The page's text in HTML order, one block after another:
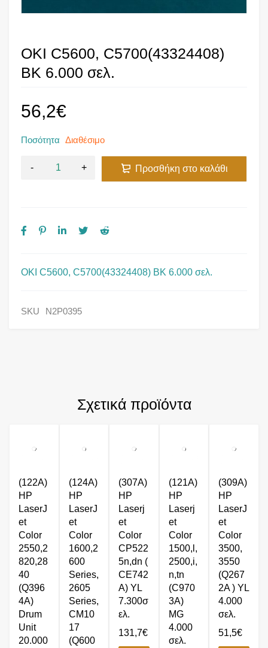
OKI C5600, C5700(43324408)
BK 6.000 σελ.
OKI C5600, C5700(43324408) BK 6.000 σελ.
56,2€
Ποσότητα Διαθέσιμο
Προσθήκη στο καλάθι
SKU N2P0395
Σχετικά προϊόντα
(122A)
HP
LaserJ
et
Color
2550,2
820,28
40
(Q396
4A)
Drum
Unit
20.000
(124A)
HP
LaserJ
et
Color
1600,2
600
Series,
2605
Series,
CM10
17
(Q600
(307A)
HP
Laserj
et
Color
CP522
5n,dn (
CE742
A) YL
7.300σ
ελ.
131,7€
(121A)
HP
Laserj
et
Color
1500,l,
2500,i,
n,tn
(C970
3A)
MG
4.000
σελ.
(309A)
HP
LaserJ
et
Color
3500,
3550
(Q267
2A ) YL
4.000
σελ.
51,5€